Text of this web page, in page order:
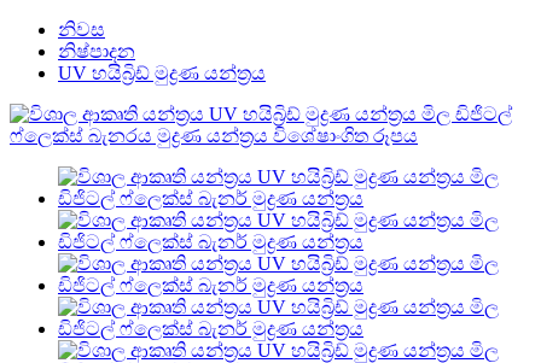
නිවස
නිෂ්පාදන
UV හයිබ්‍රිඩ් මුද්‍රණ යන්ත්‍රය